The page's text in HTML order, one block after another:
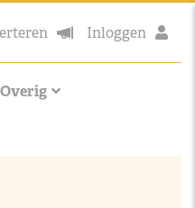
Inloggen
Overig